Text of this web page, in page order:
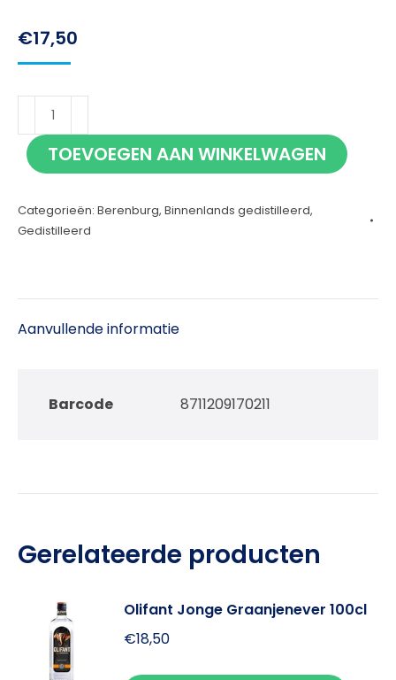
€17,50
Weduwe
Joustra
Beerenburg
Nobel
&
100cl
aantal
TOEVOEGEN AAN WINKELWAGEN
Categorieën: Berenburg, Binnenlands gedistilleerd,
Gedistilleerd
Aanvullende informatie
Barcode 8711209170211
Gerelateerde producten
Olifant Jonge Graanjenever 100cl
€18,50